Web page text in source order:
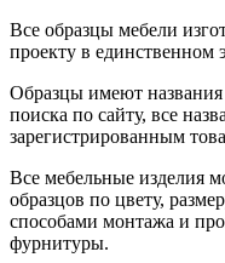
Все образцы мебели
проекту в единственном
Образцы имеют названия
поиска по сайту, все
зарегистрированным
Все мебельные изделия
образцов по цвету,
способами монтажа и
фурнитуры.